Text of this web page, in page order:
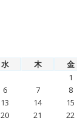
水 木 金
1
6 7 8
13 14 15
20 21 22